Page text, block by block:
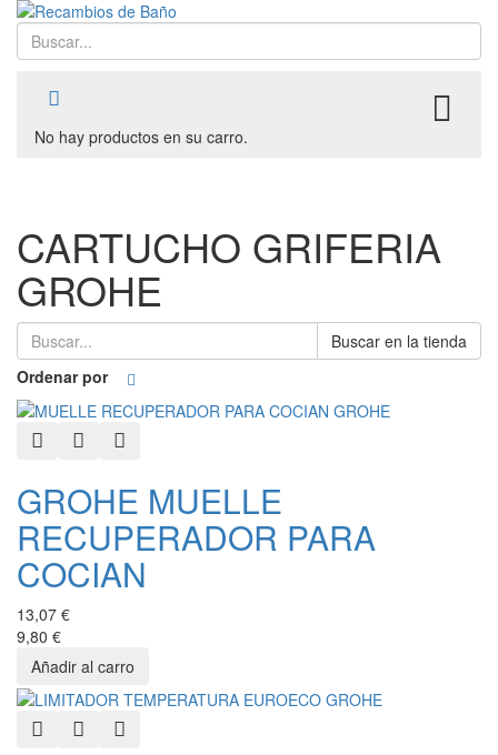
Buscar
No hay productos en su carro.
CARTUCHO GRIFERIA
GROHE
Buscar en la tienda
Ordenar por
Quick ViewAdd to Wishlist
GROHE MUELLE
RECUPERADOR PARA
COCIAN
13,07 €
9,80 €
Quick ViewAdd to Wishlist